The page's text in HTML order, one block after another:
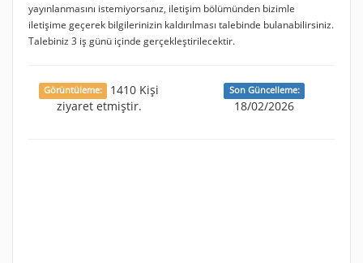
yayınlanmasını istemiyorsanız, iletişim bölümünden bizimle
iletişime geçerek bilgilerinizin kaldırılması talebinde bulanabilirsiniz.
Talebiniz 3 iş günü içinde gerçekleştirilecektir.
Görüntüleme:
1410 Kişi
ziyaret etmiştir.
Son Güncelleme:
18/02/2026